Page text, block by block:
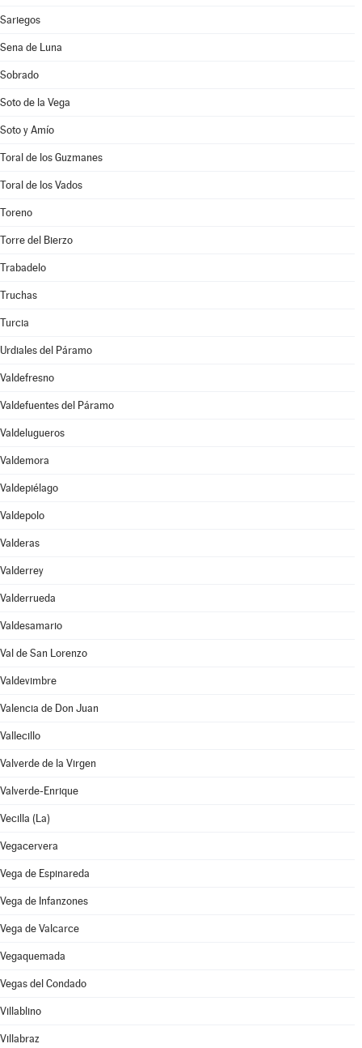
Sariegos
Sena de Luna
Sobrado
Soto de la Vega
Soto y Amío
Toral de los Guzmanes
Toral de los Vados
Toreno
Torre del Bierzo
Trabadelo
Truchas
Turcia
Urdiales del Páramo
Valdefresno
Valdefuentes del Páramo
Valdelugueros
Valdemora
Valdepiélago
Valdepolo
Valderas
Valderrey
Valderrueda
Valdesamario
Val de San Lorenzo
Valdevimbre
Valencia de Don Juan
Vallecillo
Valverde de la Virgen
Valverde-Enrique
Vecilla (La)
Vegacervera
Vega de Espinareda
Vega de Infanzones
Vega de Valcarce
Vegaquemada
Vegas del Condado
Villablino
Villabraz